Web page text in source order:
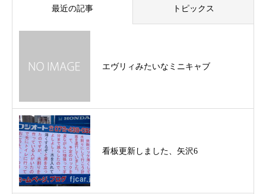
最近の記事 トピックス
エヴリィみたいなミニキャブ
看板更新しました、矢沢6